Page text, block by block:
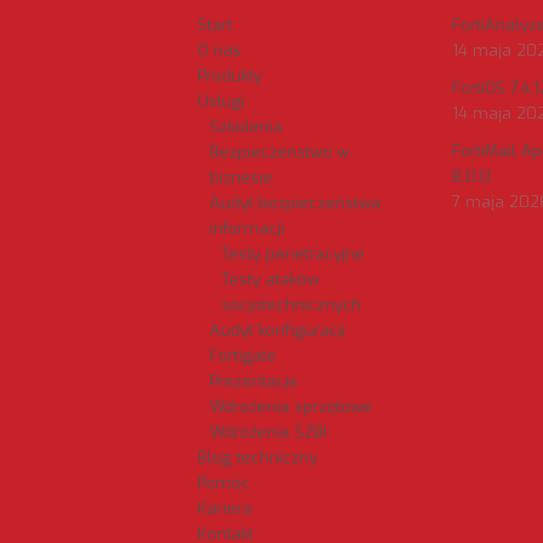
Start
O nas
Produkty
Usługi
Szkolenia
Bezpieczeństwo w
biznesie
Audyt bezpieczeństwa
informacji
Testy penetracyjne
Testy ataków
socjotechnicznych
Audyt konfiguracji
Fortigate
Prezentacje
Wdrożenia sprzętowe
Wdrożenia SZBI
Blog techniczny
Pomoc
Kariera
Kontakt
14 maja
FortiOS
14 maja
FortiMail
8.0.0
7 maja